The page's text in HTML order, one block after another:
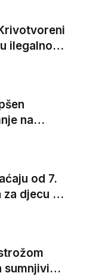
ilegalnog
na
na
za
od 7.
djecu na
veće
sumnjivi